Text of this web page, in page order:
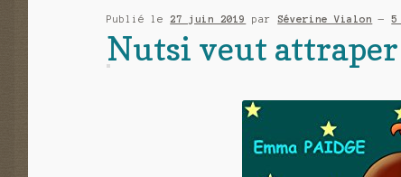
Paidge
Publié le 27 juin 2019 parSéverine Vialon —5
Nutsi veut attraper